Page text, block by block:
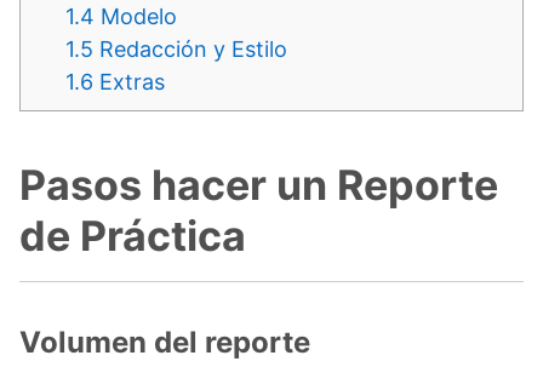
1.4 Modelo
1.5 Redacción y Estilo
1.6 Extras
Pasos hacer un Reporte
de Práctica
Volumen del reporte